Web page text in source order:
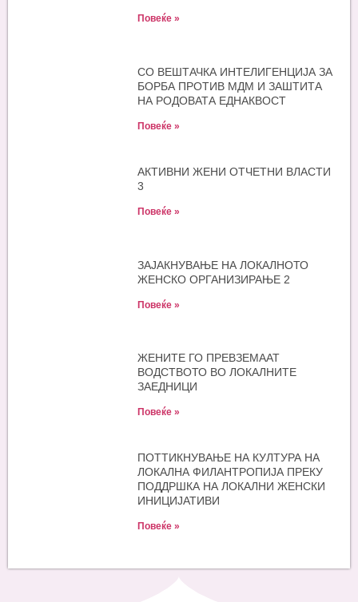
Повеќе »
СО ВЕШТАЧКА ИНТЕЛИГЕНЦИЈА ЗА
БОРБА ПРОТИВ МДМ И ЗАШТИТА
НА РОДОВАТА ЕДНАКВОСТ
Повеќе »
АКТИВНИ ЖЕНИ ОТЧЕТНИ ВЛАСТИ
3
Повеќе »
ЗАЈАКНУВАЊЕ НА ЛОКАЛНОТО
ЖЕНСКО ОРГАНИЗИРАЊЕ 2
Повеќе »
ЖЕНИТЕ ГО ПРЕВЗЕМААТ
ВОДСТВОТО ВО ЛОКАЛНИТЕ
ЗАЕДНИЦИ
Повеќе »
ПОТТИКНУВАЊЕ НА КУЛТУРА НА
ЛОКАЛНА ФИЛАНТРОПИЈА ПРЕКУ
ПОДДРШКА НА ЛОКАЛНИ ЖЕНСКИ
ИНИЦИЈАТИВИ
Повеќе »